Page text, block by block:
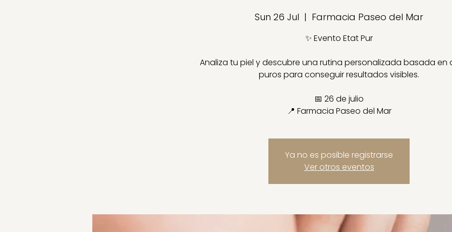
Sun 26 Jul
  |
Farmacia Paseo del Mar
✨ Evento Etat Pur
Analiza tu piel y descubre una rutina personalizada basada en
puros para conseguir resultados visibles.
📅 26 de julio
📍 Farmacia Paseo del Mar
Ya no es posible registrarse
Ver otros eventos